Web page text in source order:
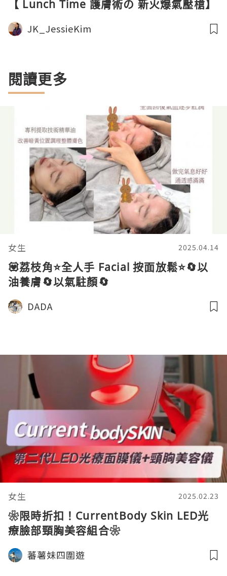
【 Lunch Time 護膚術の 新火爆氣壓槍】
JK_JessieKim
閱讀更多
女生 2025.04.14
💟荔枝角⭐全人手 Facial 按面放鬆⭐🔄以
油養膚🔄以氣駐顏🔄
DADA
女生 2025.02.23
❀限時折扣！CurrentBody Skin LED光
療臉部頸胸美容組合❀
蕃薯妹四圍遊